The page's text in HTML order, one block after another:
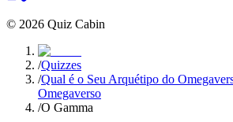
© 2026 Quiz Cabin
/Quizzes
/Qual é o Seu Arquétipo do
Omegaverso
/O Gamma